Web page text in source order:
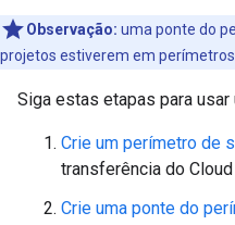
Observação: uma ponte do
projetos estiverem em
Siga estas etapas para
Crie um perímetro de
transferência do
Crie uma ponte do